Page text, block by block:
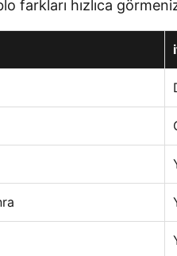
farkları hızlıca